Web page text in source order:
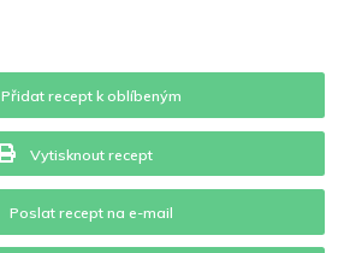
Přidat recept k oblíbeným
Vytisknout recept
Poslat recept na e-mail